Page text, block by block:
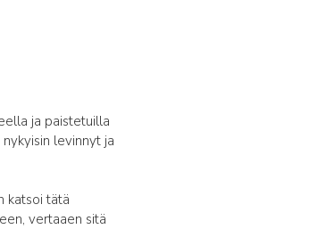
ja paistetuilla
levinnyt ja
katsoi tätä
vertaaen sitä